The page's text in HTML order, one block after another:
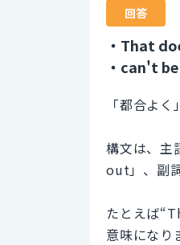
回答
・That
・can't
「都合よ
構文は、主
out」、副
たとえば
意味になり